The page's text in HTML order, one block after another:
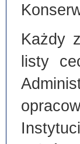
Każdy
listy